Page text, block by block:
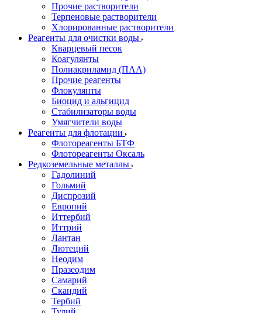
Прочие растворители
Терпеновые растворители
Хлорированные растворители
Реагенты для очистки воды
Кварцевый песок
Коагулянты
Полиакриламид (ПАА)
Прочие реагенты
Флокулянты
Биоцид и альгицид
Стабилизаторы воды
Умягчители воды
Реагенты для флотации
Флотореагенты БТФ
Флотореагенты Оксаль
Редкоземельные металлы
Гадолиний
Гольмий
Диспрозий
Европий
Иттербий
Иттрий
Лантан
Лютеций
Неодим
Празеодим
Самарий
Скандий
Тербий